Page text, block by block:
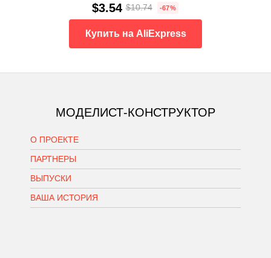
$3.54 $10.74 -67%
Купить на AliExpress
МОДЕЛИСТ-КОНСТРУКТОР
О ПРОЕКТЕ
ПАРТНЕРЫ
ВЫПУСКИ
ВАША ИСТОРИЯ